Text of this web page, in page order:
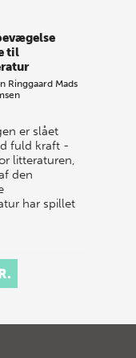
til
Ringgaard Mads
er slået
fuld kraft -
litteraturen,
den
har spillet